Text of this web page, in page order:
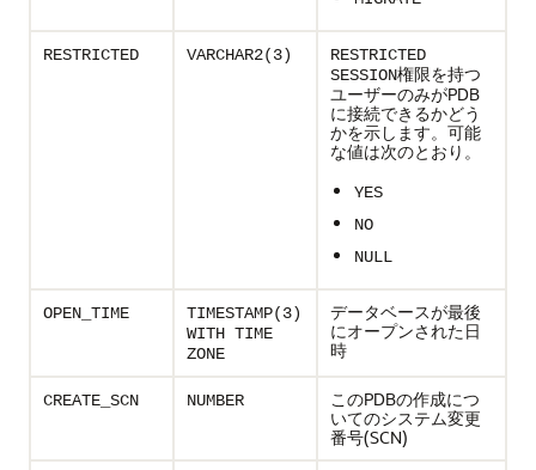
RESTRICTED VARCHAR2(3)
RESTRICTED
SESSION権限を持つ
ユーザーのみがPDB
に接続できるかどう
かを示します。可能
な値は次のとおり。
YES
NO
NULL
OPEN_TIME
TIMESTAMP(3)
WITH TIME
ZONE
データベースが最後
にオープンされた日
時
CREATE_SCN NUMBER
このPDBの作成につ
いてのシステム変更
番号(SCN)